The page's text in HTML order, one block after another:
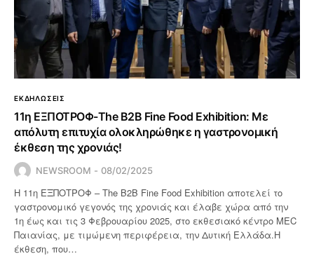
ΕΚΔΗΛΩΣΕΙΣ
11η ΕΞΠΟΤΡΟΦ-The B2B Fine Food Exhibition: Με
απόλυτη επιτυχία ολοκληρώθηκε η γαστρονομική
έκθεση της χρονιάς!
NEWSROOM 08/02/2025
Η 11η ΕΞΠΟΤΡΟΦ – The B2B Fine Food Exhibition αποτελεί το
γαστρονομικό γεγονός της χρονιάς και έλαβε χώρα από την
1η έως και τις 3 Φεβρουαρίου 2025, στο εκθεσιακό κέντρο MEC
Παιανίας, με τιμώμενη περιφέρεια, την Δυτική Ελλάδα.Η
έκθεση, που…